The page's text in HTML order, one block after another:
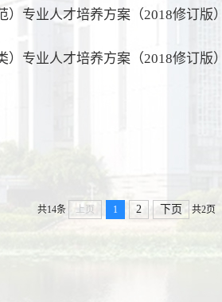
专业人才培养方案（2018修订版）
专业人才培养方案（2018修订版）
共14条 上页 1 2 下页 共2页